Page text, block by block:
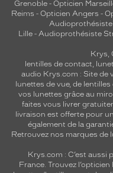
Grenoble - Opticien
Reims - Opticien Angers -
Audioprothésiste
Lille- Audioprothésiste
Krys,
lentilles de contact,
audio Krys.com : Site de
lunettes de vue, de
vos lunettes grâce au
faites vous livrer
livraison est offerte pour
également de la
Retrouvez nos marques de
Krys.com : C’est aussi
France. Trouvez